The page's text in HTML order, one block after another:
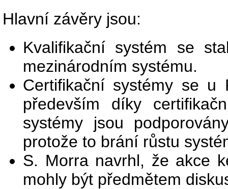
Hlavní závěry jsou:
Kvalifikační systém se
mezinárodním systému.
Certifikační systémy se u
především díky
systémy jsou
protože to brání růstu
S. Morra navrhl, že akce
mohly být předmětem